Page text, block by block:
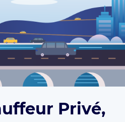
Privé,